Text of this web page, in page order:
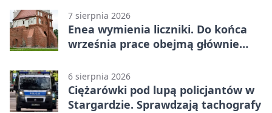
7 sierpnia 2026
Enea wymienia liczniki. Do końca
września prace obejmą głównie
6 sierpnia 2026
Ciężarówki pod lupą policjantów w
Stargardzie. Sprawdzają tachografy